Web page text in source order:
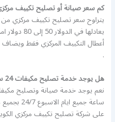
كم سعر صيانة أو تصليح تكييف
يعادلها في
أعطال التكييف المركزي فقط ويضاف
.
هل يوجد خدمة تصليح مكيفات 24 ساعة؟
ساعة
على شركة تصليح تكييف مركزي